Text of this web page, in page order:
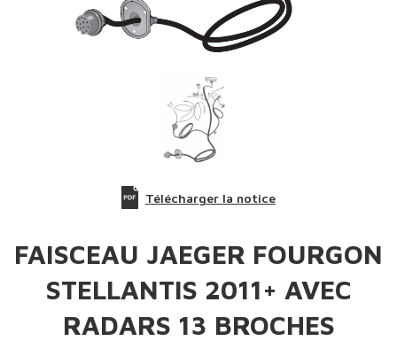
Télécharger la notice
FAISCEAU JAEGER FOURGON
STELLANTIS 2011+ AVEC
RADARS 13 BROCHES